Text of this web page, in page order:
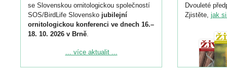
se Slovenskou ornitologickou společností
SOS/BirdLife Slovensko jubilejní
ornitologickou konferenci ve dnech 16.–
18. 10. 2026 v Brně.
Podrobnější informace ke konferenci
... více aktualit ...
Dvouleté
Zjistěte, jak